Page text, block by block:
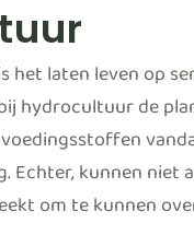
het laten leven op
hydrocultuur de
Echter, kunnen
om te kunnen